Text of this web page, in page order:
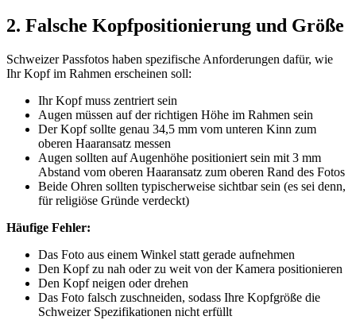
2. Falsche Kopfpositionierung und Größe
Schweizer Passfotos haben spezifische Anforderungen dafür, wie
Ihr Kopf im Rahmen erscheinen soll:
Ihr Kopf muss zentriert sein
Augen müssen auf der richtigen Höhe im Rahmen sein
Der Kopf sollte genau 34,5 mm vom unteren Kinn zum
oberen Haaransatz messen
Augen sollten auf Augenhöhe positioniert sein mit 3 mm
Abstand vom oberen Haaransatz zum oberen Rand des Fotos
Beide Ohren sollten typischerweise sichtbar sein (es sei denn,
für religiöse Gründe verdeckt)
Häufige Fehler:
Das Foto aus einem Winkel statt gerade aufnehmen
Den Kopf zu nah oder zu weit von der Kamera positionieren
Den Kopf neigen oder drehen
Das Foto falsch zuschneiden, sodass Ihre Kopfgröße die
Schweizer Spezifikationen nicht erfüllt